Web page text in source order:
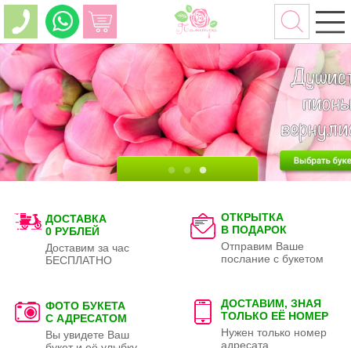
ДОСТАВКА
0 РУБЛЕЙ
Доставим за час
БЕСПЛАТНО
ОТКРЫТКА
В ПОДАРОК
Отправим Ваше
послание с букетом
ФОТО БУКЕТА
С АДРЕСАТОМ
Вы увидете Ваш
ДОСТАВИМ, ЗНАЯ
ТОЛЬКО ЕЁ НОМЕР
Нужен только номер
адресата